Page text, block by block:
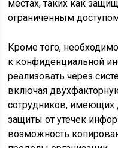
местах, таких как
ограниченным
Кроме того,
к конфиденциальной
реализовать через
включая
сотрудников,
защиты от утечек
возможность